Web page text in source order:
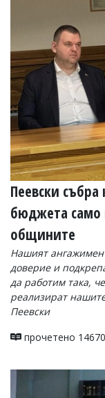
Пеевски
бюджета само
общините
Нашият
доверие и
да работим така,
реализират
Пеевски
прочетено